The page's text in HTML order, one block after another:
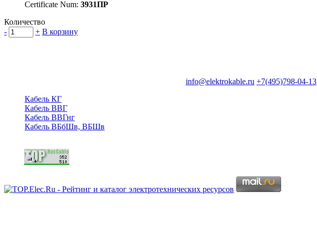
Certificate Num: 3931ПР
Количество
-
+ В корзину
info@elektrokable.ru +7(495)798-04-13
Кабель КГ
Кабель ВВГ
Кабель ВВГнг
Кабель ВБбШв, ВБШв